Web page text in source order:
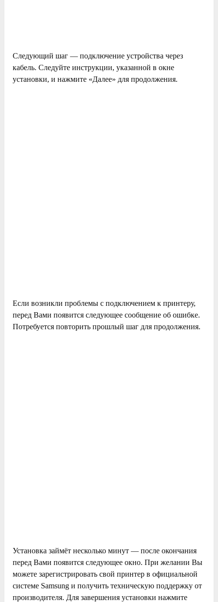
Следующий шаг — подключение устройства через
кабель. Следуйте инструкции, указанной в окне
установки, и нажмите «Далее» для продолжения.
Если возникли проблемы с подключением к принтеру,
перед Вами появится следующее сообщение об ошибке.
Потребуется повторить прошлый шаг для продолжения.
Установка займёт несколько минут — после окончания
перед Вами появится следующее окно. При желании Вы
можете зарегистрировать свой принтер в официальной
системе Samsung и получить техническую поддержку от
производителя. Для завершения установки нажмите